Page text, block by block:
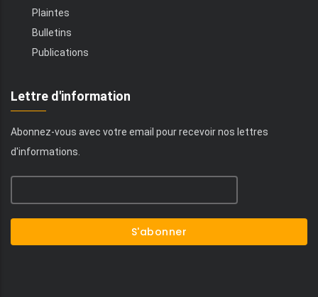
Plaintes
Bulletins
Publications
Lettre d'information
Abonnez-vous avec votre email pour recevoir nos lettres
d'informations.